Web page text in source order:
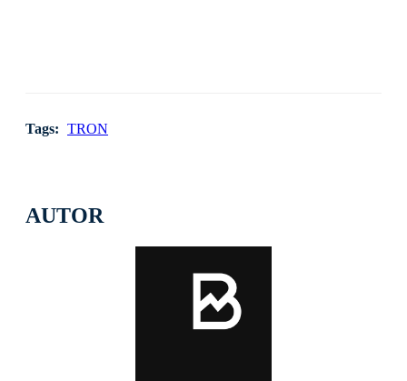
AUTOR
Tags: TRON